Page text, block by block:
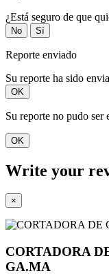
¿Está seguro de que
No Sí
Reporte enviado
Su reporte ha sido
OK
Su reporte no pudo ser
OK
Write your
×
CORTADORA
GA.MA